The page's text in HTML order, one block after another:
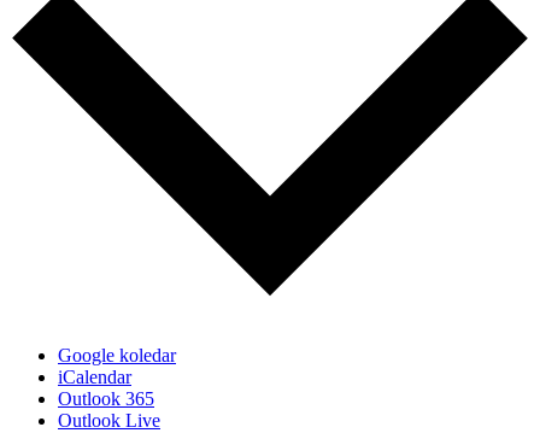
Google koledar
iCalendar
Outlook 365
Outlook Live